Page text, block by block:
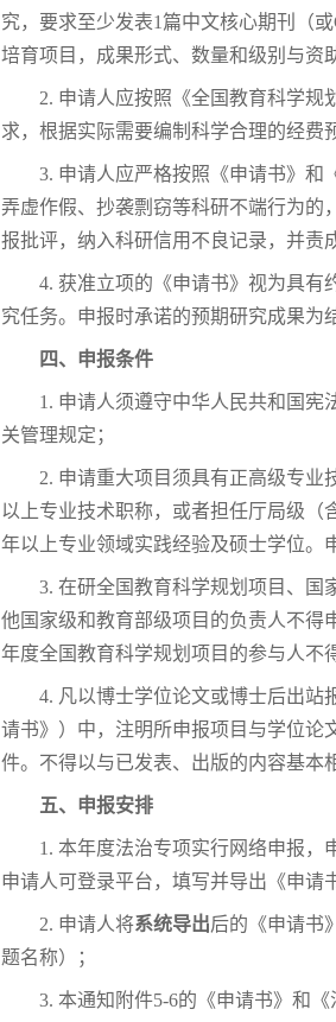
究，要求至少发表1篇中文核心期刊（
培育项目，成果形式、数量和级别与资
2. 申请人应按照《全国教育科学规
求，根据实际需要编制科学合理的经费
3. 申请人应严格按照《申请书》和
弄虚作假、抄袭剽窃等科研不端行为的
报批评，纳入科研信用不良记录，并责
4. 获准立项的《申请书》视为具有
究任务。申报时承诺的预期研究成果为
四、 申报条件
1. 申请人须遵守中华人民共和国
关管理规定；
2. 申请重大项目须具有正高级专业
以上专业技术职称，或者担任厅局级（
年以上专业领域实践经验及硕士学位。
3. 在研全国教育科学规划项目、国
他国家级和教育部级项目的负责人不得
年度全国教育科学规划项目的参与人不
4. 凡以博士学位论文或博士后出站
请书》）中，注明所申报项目与学位论
件。不得以与已发表、出版的内容基本
五、申报安排
1. 本年度法治专项实行网络申报，
申请人可登录平台，填写并导出《申请
2. 申请人将系统导出后的《申请书
题名称）；
3. 本通知附件5-6的《申请书》和